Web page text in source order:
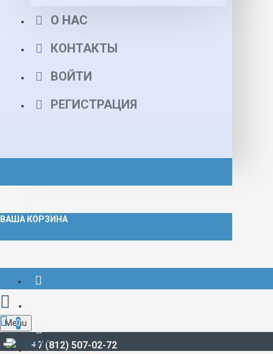
О НАС
КОНТАКТЫ
ВОЙТИ
РЕГИСТРАЦИЯ
ВАША КОРЗИНА
+7 (812) 507-02-72
Menu
0